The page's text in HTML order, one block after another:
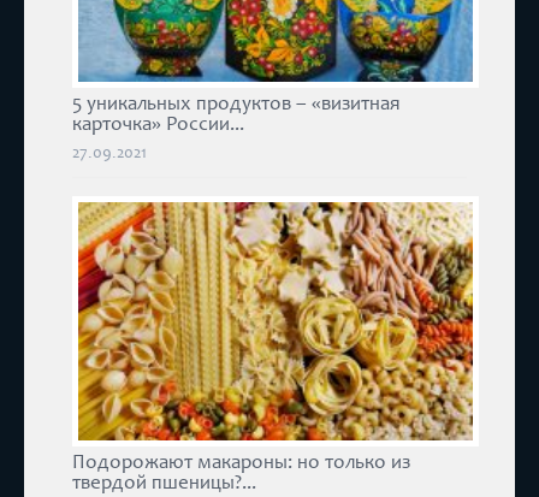
5 уникальных продуктов – «визитная
карточка» России...
27.09.2021
Подорожают макароны: но только из
твердой пшеницы?...